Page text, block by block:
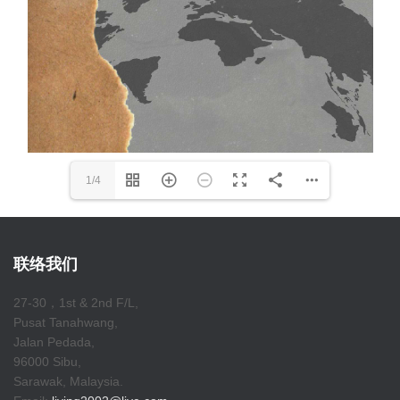
1/4
联络我们
27-30，1st & 2nd F/L,
Pusat Tanahwang,
Jalan Pedada,
96000 Sibu,
Sarawak, Malaysia.